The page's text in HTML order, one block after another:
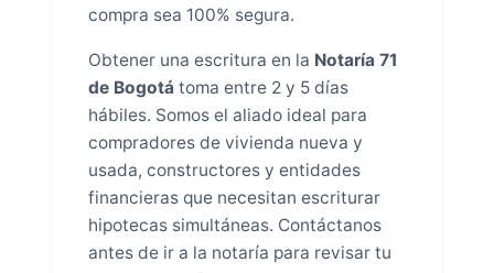
compra sea 100% segura.
Obtener una escritura en la Notaría 71
de Bogotá toma entre 2 y 5 días
hábiles. Somos el aliado ideal para
compradores de vivienda nueva y
usada, constructores y entidades
financieras que necesitan escriturar
hipotecas simultáneas. Contáctanos
antes de ir a la notaría para revisar tu